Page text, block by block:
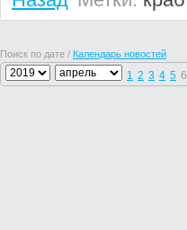
Поиск по дате / Календарь новостей
1 2 3 4 5 6